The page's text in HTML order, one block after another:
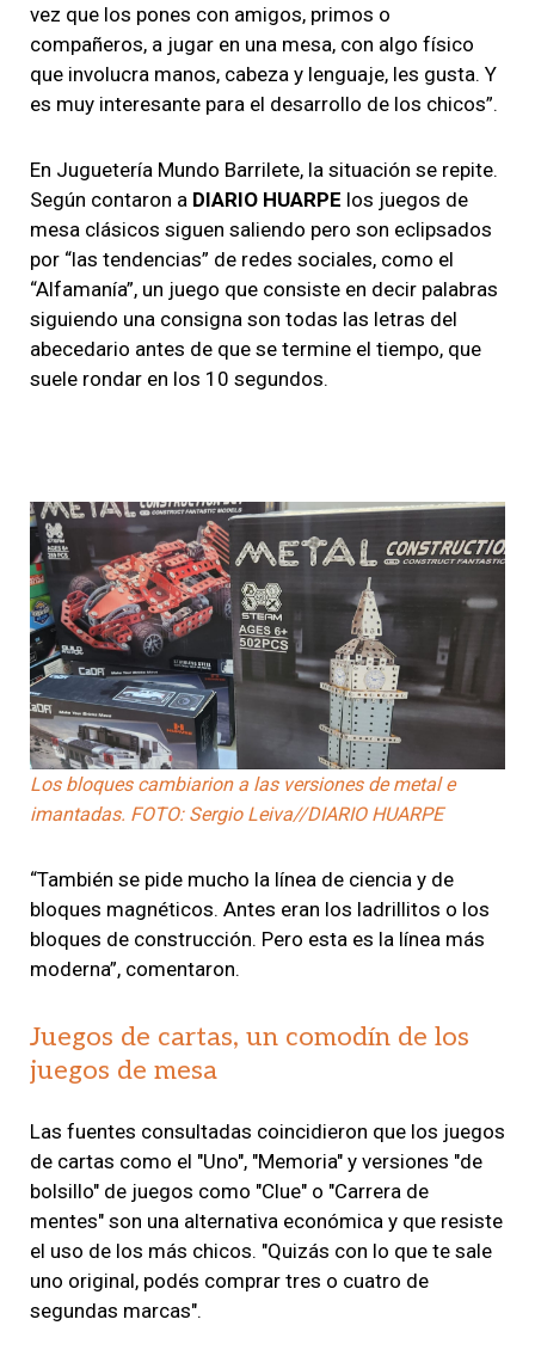
vez que los pones con amigos, primos o
compañeros, a jugar en una mesa, con algo físico
que involucra manos, cabeza y lenguaje, les gusta. Y
es muy interesante para el desarrollo de los chicos”.
En Juguetería Mundo Barrilete, la situación se repite.
Según contaron a DIARIO HUARPE los juegos de
mesa clásicos siguen saliendo pero son eclipsados
por “las tendencias” de redes sociales, como el
“Alfamanía”, un juego que consiste en decir palabras
siguiendo una consigna son todas las letras del
abecedario antes de que se termine el tiempo, que
suele rondar en los 10 segundos.
Los bloques cambiarion a las versiones de metal e
imantadas. FOTO: Sergio Leiva//DIARIO HUARPE
“También se pide mucho la línea de ciencia y de
bloques magnéticos. Antes eran los ladrillitos o los
bloques de construcción. Pero esta es la línea más
moderna”, comentaron.
Juegos de cartas, un comodín de los
juegos de mesa
Las fuentes consultadas coincidieron que los juegos
de cartas como el "Uno", "Memoria" y versiones "de
bolsillo" de juegos como "Clue" o "Carrera de
mentes" son una alternativa económica y que resiste
el uso de los más chicos. "Quizás con lo que te sale
uno original, podés comprar tres o cuatro de
segundas marcas".